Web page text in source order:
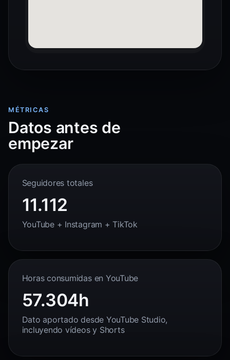
MÉTRICAS
Datos antes de
empezar
Seguidores totales
11.112
YouTube + Instagram + TikTok
Horas consumidas en YouTube
57.304h
Dato aportado desde YouTube Studio,
incluyendo vídeos y Shorts